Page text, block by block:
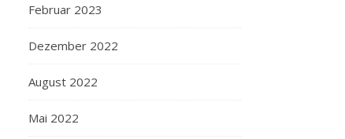
Februar 2023
Dezember 2022
August 2022
Mai 2022